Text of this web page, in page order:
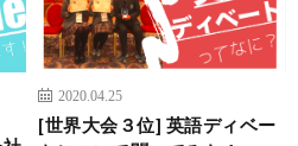
2020.04.25
[世界大会３位] 英語ディベー